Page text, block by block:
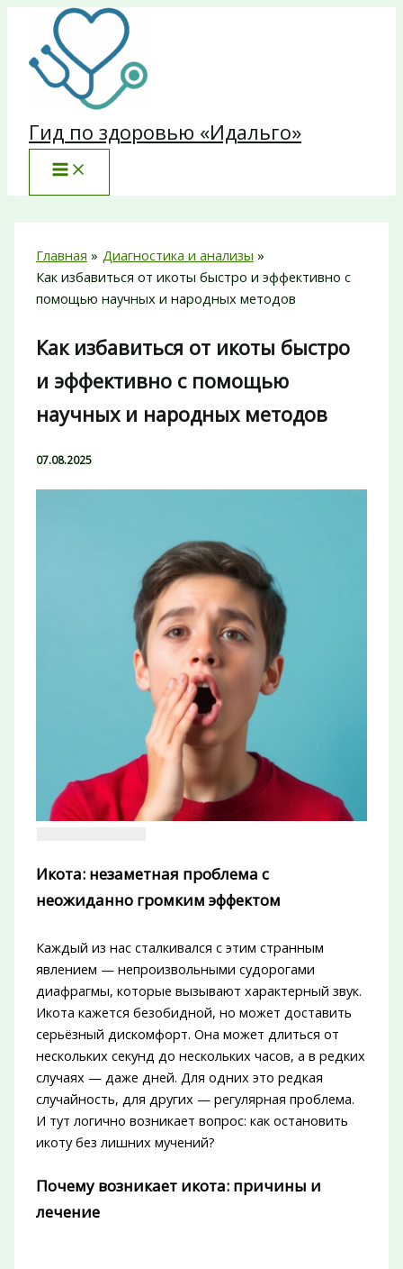
Перейти
содержимому
Гид по здоровью «Идальго»
Главная
Диагностика и анализы
Как избавиться от икоты быстро и эффективно с
помощью научных и народных методов
Как избавиться от икоты быстро
и эффективно с помощью
научных и народных методов
07.08.2025
Икота: незаметная проблема с
неожиданно громким эффектом
Каждый из нас сталкивался с этим странным
явлением — непроизвольными судорогами
диафрагмы, которые вызывают характерный звук.
Икота кажется безобидной, но может доставить
серьёзный дискомфорт. Она может длиться от
нескольких секунд до нескольких часов, а в редких
случаях — даже дней. Для одних это редкая
случайность, для других — регулярная проблема.
И тут логично возникает вопрос: как остановить
икоту без лишних мучений?
Почему возникает икота: причины и
лечение